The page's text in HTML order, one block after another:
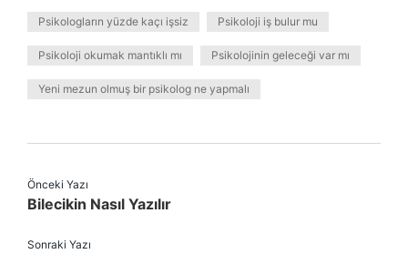
Psikologların yüzde kaçı işsiz Psikoloji iş bulur mu
Psikoloji okumak mantıklı mı Psikolojinin geleceği var mı
Yeni mezun olmuş bir psikolog ne yapmalı
Önceki Yazı
Bilecikin Nasıl Yazılır
Sonraki Yazı